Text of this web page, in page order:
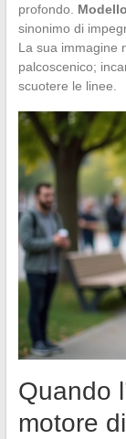
profondo.
sinonimo di
La sua immagine
palcoscenico;
scuotere le linee.
Quando
motore